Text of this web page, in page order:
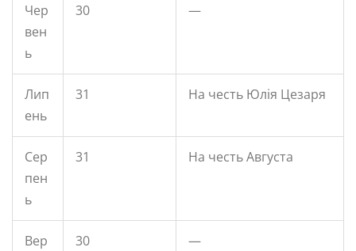
Чер
вен
ь
30 —
Лип
ень
31 На честь Юлія Цезаря
Сер
пен
ь
31 На честь Августа
Вер
30 —